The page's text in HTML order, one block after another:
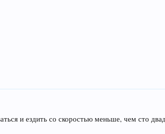
и ездить со скоростью меньше, чем сто